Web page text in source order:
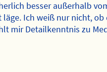
besser außerhalb
läge. Ich weiß nur nicht, ob
mir Detailkenntnis zu